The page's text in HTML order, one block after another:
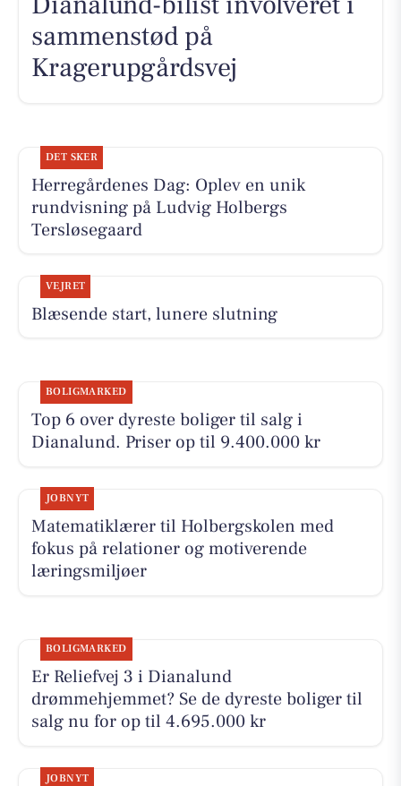
sammenstød på
Kragerupgårdsvej
DET SKER
Herregårdenes Dag: Oplev en unik
rundvisning på Ludvig Holbergs
Tersløsegaard
VEJRET
Blæsende start, lunere slutning
BOLIGMARKED
Top 6 over dyreste boliger til salg i
Dianalund. Priser op til 9.400.000 kr
JOBNYT
Matematiklærer til Holbergskolen med
fokus på relationer og motiverende
læringsmiljøer
BOLIGMARKED
Er Reliefvej 3 i Dianalund
drømmehjemmet? Se de dyreste boliger til
salg nu for op til 4.695.000 kr
JOBNYT